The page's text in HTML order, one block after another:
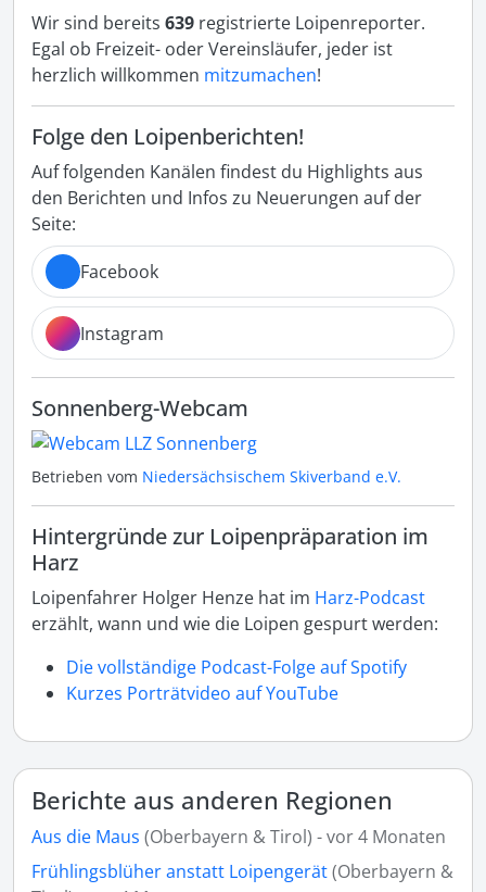
Wir sind bereits 639 registrierte Loipenreporter.
Egal ob Freizeit- oder Vereinsläufer, jeder ist
herzlich willkommen mitzumachen!
Folge den Loipenberichten!
Auf folgenden Kanälen findest du Highlights aus
den Berichten und Infos zu Neuerungen auf der
Seite:
Facebook
Instagram
Sonnenberg-Webcam
Betrieben vom Niedersächsischem Skiverband e.V.
Hintergründe zur Loipenpräparation im
Harz
Loipenfahrer Holger Henze hat im Harz-Podcast
erzählt, wann und wie die Loipen gespurt werden:
Die vollständige Podcast-Folge auf Spotify
Kurzes Porträtvideo auf YouTube
Berichte aus anderen Regionen
Aus die Maus (Oberbayern & Tirol) - vor 4 Monaten
Frühlingsblüher anstatt Loipengerät(Oberbayern &